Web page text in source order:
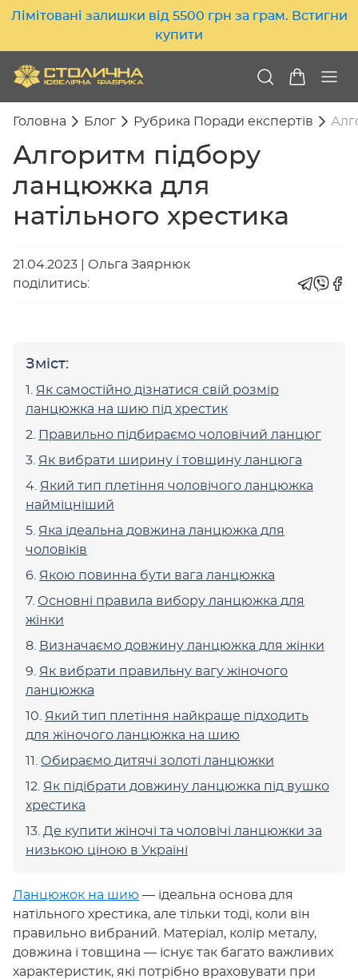
Лімітовані залишки від 5500 грн за грам. Встигни
купити
Головна Блог Рубрика Поради експертів
Алгоритм підбору
ланцюжка для
натільного хрестика
21.04.2023
Ольга Заярнюк
поділитись:
Зміст:
Як самостійно дізнатися свій розмір
ланцюжка на шию під хрестик
Правильно підбираємо чоловічий ланцюг
Як вибрати ширину і товщину ланцюга
Який тип плетіння чоловічого ланцюжка
найміцніший
Яка ідеальна довжина ланцюжка для
чоловіків
Якою повинна бути вага ланцюжка
Основні правила вибору ланцюжка для
жінки
Визначаємо довжину ланцюжка для жінки
Як вибрати правильну вагу жіночого
ланцюжка
Який тип плетіння найкраще підходить
для жіночого ланцюжка на шию
Обираємо дитячі золоті ланцюжки
Як підібрати довжину ланцюжка під вушко
хрестика
Де купити жіночі та чоловічі ланцюжки за
низькою ціною в Україні
Ланцюжок на шию — ідеальна основа для
натільного хрестика, але тільки тоді, коли він
правильно вибраний. Матеріал, колір металу,
довжина і товщина — існує так багато важливих
характеристик, які потрібно враховувати при